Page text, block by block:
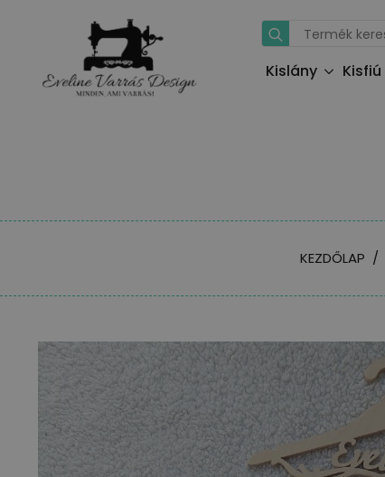
Search
for:
Kislány Kisfiú
KEZDŐLAP